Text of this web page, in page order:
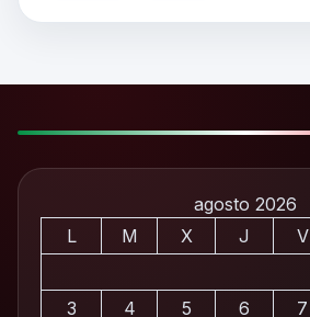
agosto 2026
L
M X J V
3
4 5 6 7